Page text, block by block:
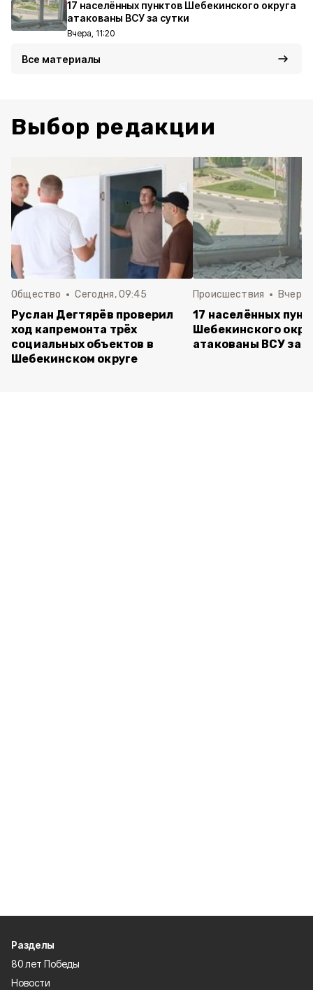
17 населённых пунктов Шебекинского округа
атакованы ВСУ за сутки
Вчера, 11:20
Все материалы
Выбор редакции
Общество Сегодня, 09:45
Руслан Дегтярёв проверил
ход капремонта трёх
социальных объектов в
Шебекинском округе
Происшествия Вчера,
17 населённых
Шебекинского
атакованы ВСУ за
Разделы
80 лет Победы
Новости